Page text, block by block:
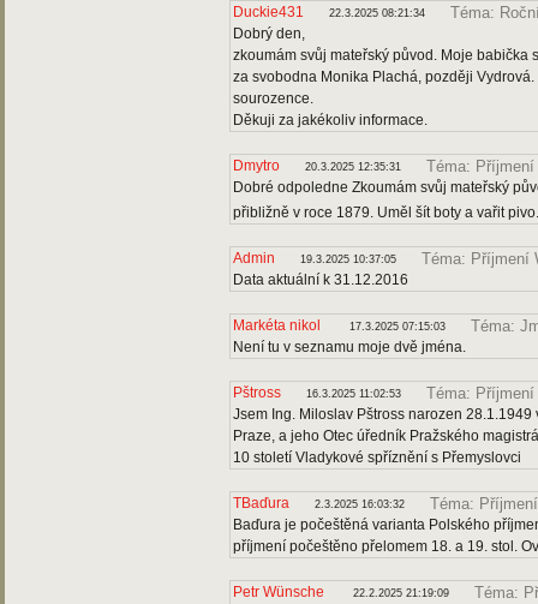
Duckie431 22.3.2025 08:21:34 Téma:
Dobrý den,
zkoumám svůj mateřský původ. Moje babička
za svobodna Monika Plachá, později
sourozence.
Děkuji za jakékoliv informace.
Dmytro 20.3.2025 12:35:31 Téma: Příjmení
Dobré odpoledne Zkoumám svůj mateřský
přibližně v roce 1879. Uměl šít boty a vařit
Admin 19.3.2025 10:37:05 Téma: Příjmení
Data aktuální k 31.12.2016
Markéta nikol 17.3.2025 07:15:03 Téma:
Není tu v seznamu moje dvě jména.
Pštross 16.3.2025 11:02:53 Téma:
Jsem Ing. Miloslav Pštross narozen
Praze, a jeho Otec úředník Pražského
10 století Vladykové spříznění s Přemyslovci
TBaďura 2.3.2025 16:03:32 Téma:
Baďura je počeštěná varianta Polského
příjmení počeštěno přelomem 18. a 19. stol.
Petr Wünsche 22.2.2025 21:19:09 Téma: